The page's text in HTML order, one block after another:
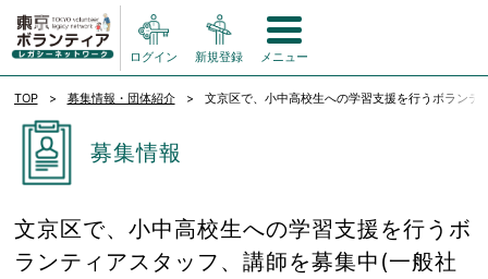
ログイン 新規登録 メニュー
TOP 募集情報・団体紹介 文京区で、小中高校生への学習支援を行うボラン
募集情報
文京区で、小中高校生への学習支援を行うボ
ランティアスタッフ、講師を募集中(一般社